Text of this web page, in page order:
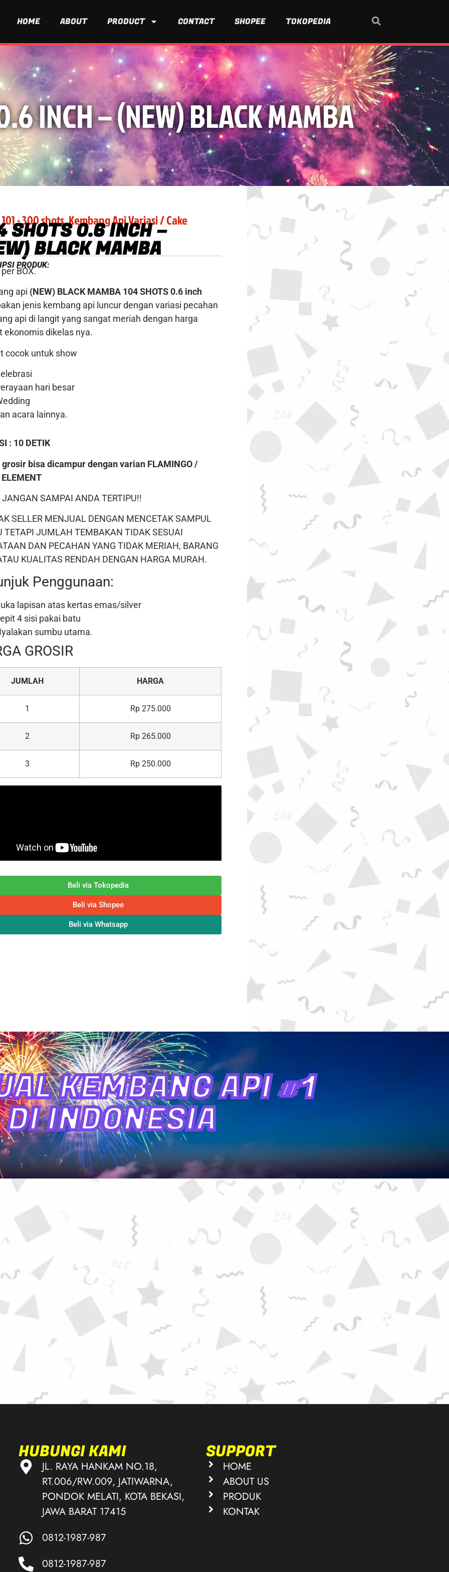
HOME ABOUT PRODUCT CONTACT SHOPEE TOKOPEDIA
INCH – (NEW) BLACK MAMBA
- 300 shots,Kembang Api Variasi / Cake
SHOTS 0.6 INCH –
BLACK MAMBA
PRODUK:
BOX.
api (NEW) BLACK MAMBA 104 SHOTS 0.6 inch
jenis kembang api luncur dengan variasi pecahan
api di langit yang sangat meriah dengan harga
ekonomis dikelas nya.
cocok untuk show
hari besar
acara lainnya.
: 10 DETIK
bisa dicampur dengan varian FLAMINGO /
JANGAN SAMPAI ANDA TERTIPU!!
SELLER MENJUAL DENGAN MENCETAK SAMPUL
TETAPI JUMLAH TEMBAKAN TIDAK SESUAI
DAN PECAHAN YANG TIDAK MERIAH, BARANG
KUALITAS RENDAH DENGAN HARGA MURAH.
Penggunaan:
lapisan atas kertas emas/silver
4 sisi pakai batu
sumbu utama.
GROSIR
JUMLAH HARGA
1 Rp 275.000
2 Rp 265.000
3 Rp 250.000
Beli via Tokopedia
Beli via Shopee
Beli via Whatsapp
KEMBANG API #1
DI INDONESIA
HUBUNGI KAMI
JL. RAYA HANKAM NO.18,
RT.006/RW.009, JATIWARNA,
PONDOK MELATI, KOTA BEKASI,
JAWA BARAT 17415
0812-1987-987
0812-1987-987
SUPPORT
HOME
ABOUT US
PRODUK
KONTAK